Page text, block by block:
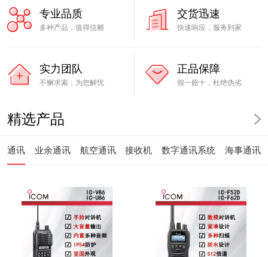
专业品质
多种产品，值得信赖
交货迅速
快速响应，服务到家
实力团队
不懈求索，为您解忧
正品保障
假一赔十，杜绝伪劣
精选产品
通讯 业余通讯 航空通讯 接收机 数字通讯系统 海事通讯